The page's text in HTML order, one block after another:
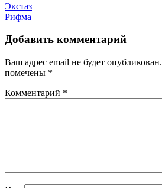
Экстаз
Рифма
Добавить комментарий
Ваш адрес email не будет опубликован.
помечены *
Комментарий *